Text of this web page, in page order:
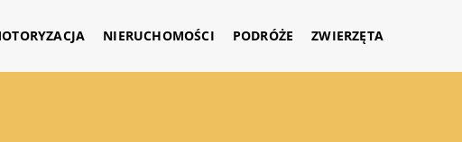
NIERUCHOMOŚCI PODRÓŻE ZWIERZĘTA